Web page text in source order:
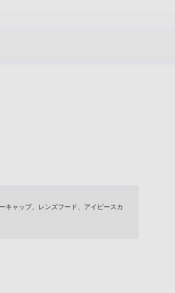
キャップ、レンズフード、アイピースカ